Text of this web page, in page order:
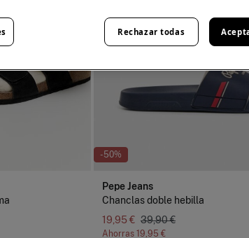
-50%
Pepe Jeans
Chanclas doble hebilla
19,95 € 39,90 €
Ahorras 19,95 €
Rechazar todas